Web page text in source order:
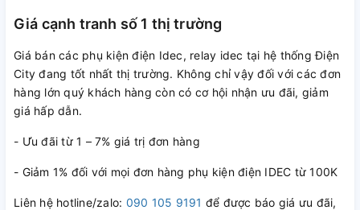
Giá cạnh tranh số 1 thị trường
Giá bán các phụ kiện điện Idec, relay idec tại hệ thống Điện
City đang tốt nhất thị trường. Không chỉ vậy đối với các đơn
hàng lớn quý khách hàng còn có cơ hội nhận ưu đãi, giảm
giá hấp dẫn.
- Ưu đãi từ 1 – 7% giá trị đơn hàng
- Giảm 1% đối với mọi đơn hàng phụ kiện điện IDEC từ 100K
Liên hệ hotline/zalo: 090 105 9191 để được báo giá ưu đãi,